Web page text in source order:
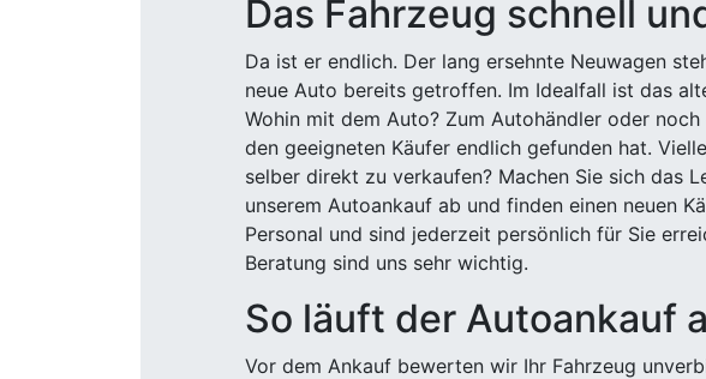
Das Fahrzeug schnell
Da ist er endlich. Der lang ersehnte Neuwagen
neue Auto bereits getroffen. Im Idealfall ist das
Wohin mit dem Auto? Zum Autohändler oder
den geeigneten Käufer endlich gefunden hat.
selber direkt zu verkaufen? Machen Sie sich das
unserem Autoankauf ab und finden einen neuen
Personal und sind jederzeit persönlich für Sie
Beratung sind uns sehr wichtig.
So läuft der Autoankauf
Vor dem Ankauf bewerten wir Ihr Fahrzeug